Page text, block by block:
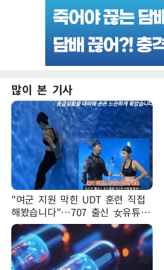
많이 본 기사
"여군 지원 막힌 UDT 훈련 직접
해봤습니다"…707 출신 女유튜버
'완벽 소화'